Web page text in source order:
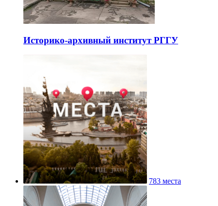
Историко-архивный институт РГГУ
783 места